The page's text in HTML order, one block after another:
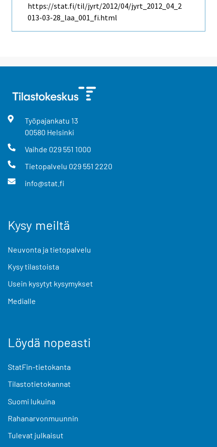
https://stat.fi/til/jyrt/2012/04/jyrt_2012_04_2
013-03-28_laa_001_fi.html
Työpajankatu 13
00580 Helsinki
Vaihde 029 551 1000
Tietopalvelu 029 551 2220
info@stat.fi
Kysy meiltä
Neuvonta ja tietopalvelu
Kysy tilastoista
Usein kysytyt kysymykset
Medialle
Löydä nopeasti
StatFin-tietokanta
Tilastotietokannat
Suomi lukuina
Rahanarvonmuunnin
Tulevat julkaisut